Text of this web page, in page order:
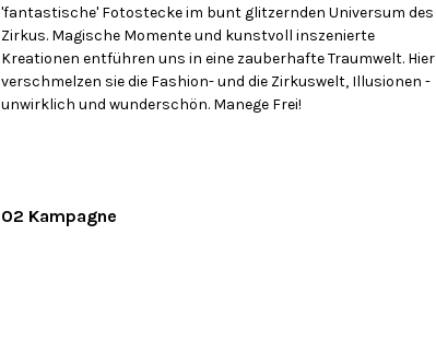
'fantastische' Fotostecke im bunt glitzernden Universum des
Zirkus. Magische Momente und kunstvoll inszenierte
Kreationen entführen uns in eine zauberhafte Traumwelt. Hier
verschmelzen sie die Fashion- und die Zirkuswelt, Illusionen -
unwirklich und wunderschön. Manege Frei!
O2 Kampagne